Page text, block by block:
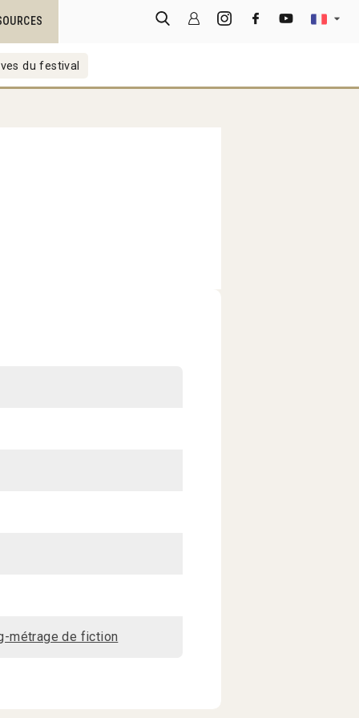
du festival
métrage de fiction